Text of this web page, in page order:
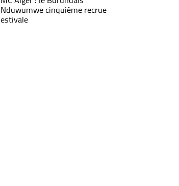
Nduwumwe cinquième recrue
estivale